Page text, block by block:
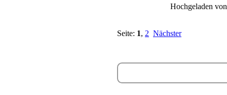
Hochgeladen
Seite: 1, 2 Nächster